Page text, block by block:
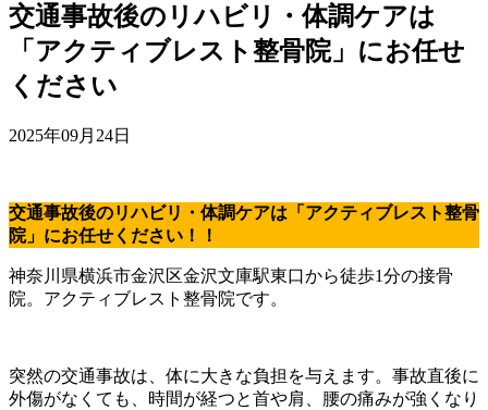
交通事故後のリハビリ・体調ケアは
「アクティブレスト整骨院」にお任せ
ください
2025年09月24日
交通事故後のリハビリ・体調ケアは「アクティブレスト整骨
院」にお任せください！！
神奈川県横浜市金沢区金沢文庫駅東口から徒歩1分の接骨
院。アクティブレスト整骨院です。
突然の交通事故は、体に大きな負担を与えます。事故直後に
外傷がなくても、時間が経つと首や肩、腰の痛みが強くなり